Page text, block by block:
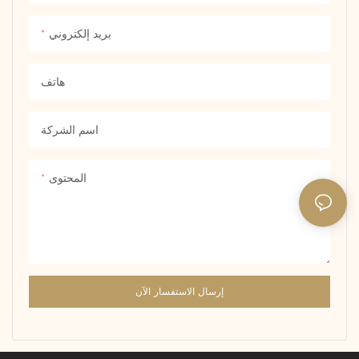
بريد إلكتروني
هاتف
اسم الشركة
المحتوى
إرسال الاستفسار الآن
صلابة جيدة ومتانة ، ولا يمكن أن